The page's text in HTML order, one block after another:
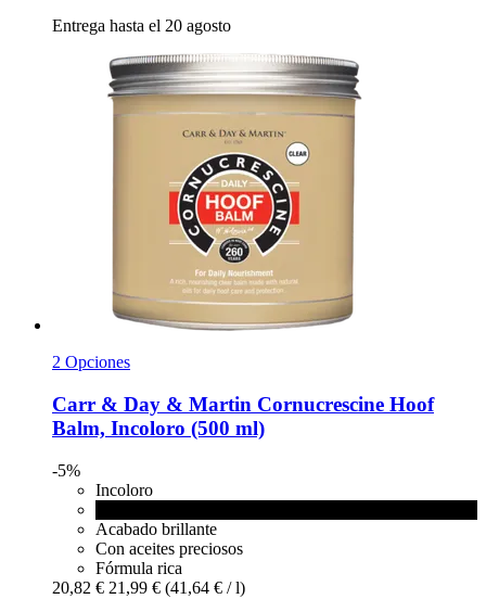
Entrega hasta el 20 agosto
2 Opciones
Carr & Day & Martin Cornucrescine Hoof
Balm, Incoloro (500 ml)
-5%
Incoloro
Acabado brillante
Con aceites preciosos
Fórmula rica
20,82 € 21,99 € (41,64 € / l)